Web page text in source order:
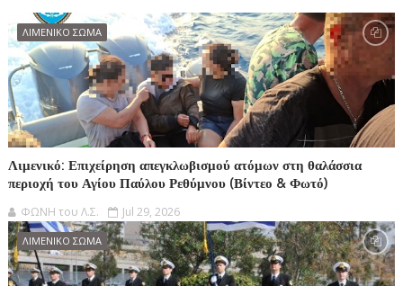
ΛΙΜΕΝΙΚΟ ΣΩΜΑ
Λιμενικό: Επιχείρηση απεγκλωβισμού ατόμων στη θαλάσσια
περιοχή του Αγίου Παύλου Ρεθύμνου (Βίντεο & Φωτό)
ΦΩΝΗ του Λ.Σ. Jul 29, 2026
ΛΙΜΕΝΙΚΟ ΣΩΜΑ